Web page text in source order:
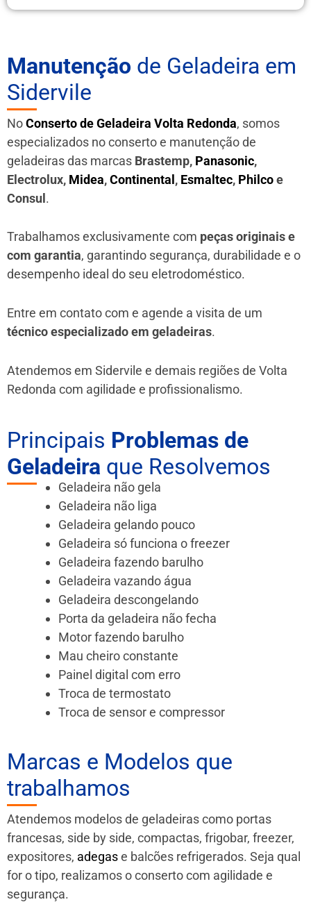
Manutenção de Geladeira em
Sidervile
NoConserto de Geladeira Volta Redonda, somos
especializados no conserto e manutenção de
geladeiras das marcas Brastemp, Panasonic,
Electrolux, Midea,Continental, Esmaltec, Philcoe
Consul.
Trabalhamos exclusivamente com peças originais e
com garantia, garantindo segurança, durabilidade e o
desempenho ideal do seu eletrodoméstico.
Entre em contato com e agende a visita de um
técnico especializado em geladeiras.
Atendemos em Sidervile e demais regiões de Volta
Redonda com agilidade e profissionalismo.
Principais Problemas de
Geladeira que Resolvemos
Geladeira não gela
Geladeira não liga
Geladeira gelando pouco
Geladeira só funciona o freezer
Geladeira fazendo barulho
Geladeira vazando água
Geladeira descongelando
Porta da geladeira não fecha
Motor fazendo barulho
Mau cheiro constante
Painel digital com erro
Troca de termostato
Troca de sensor e compressor
Marcas e Modelos que
trabalhamos
Atendemos modelos de geladeiras como portas
francesas, side by side, compactas, frigobar, freezer,
expositores, adegase balcões refrigerados. Seja qual
for o tipo, realizamos o conserto com agilidade e
segurança.